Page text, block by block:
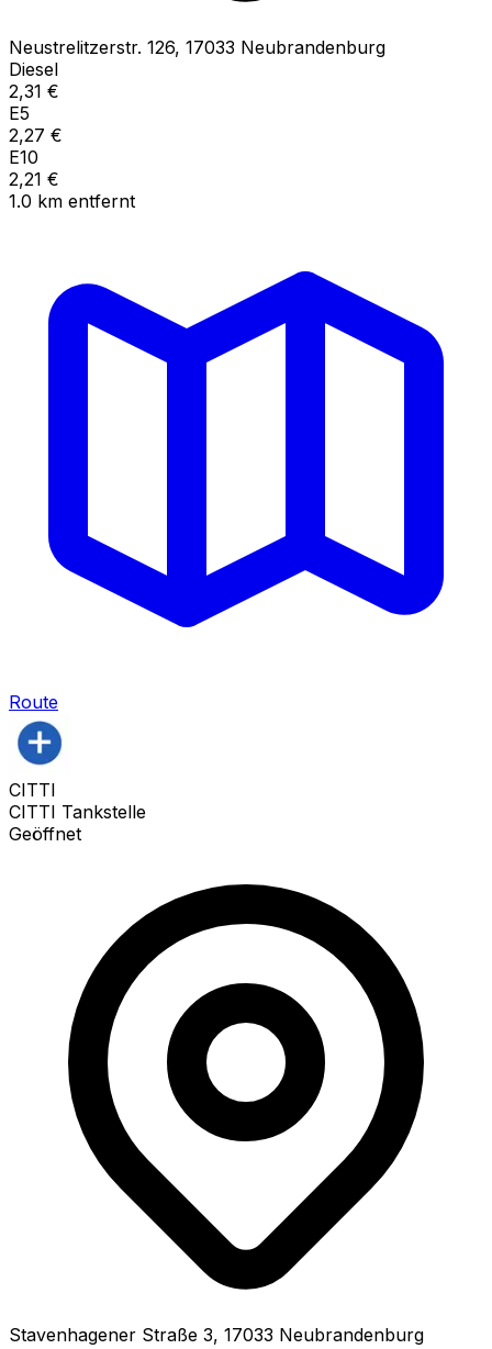
Neustrelitzerstr. 126, 17033 Neubrandenburg
Diesel
2,31 €
E5
2,27 €
E10
2,21 €
1.0 km entfernt
Route
CITTI
CITTI Tankstelle
Geöffnet
Stavenhagener Straße 3, 17033 Neubrandenburg